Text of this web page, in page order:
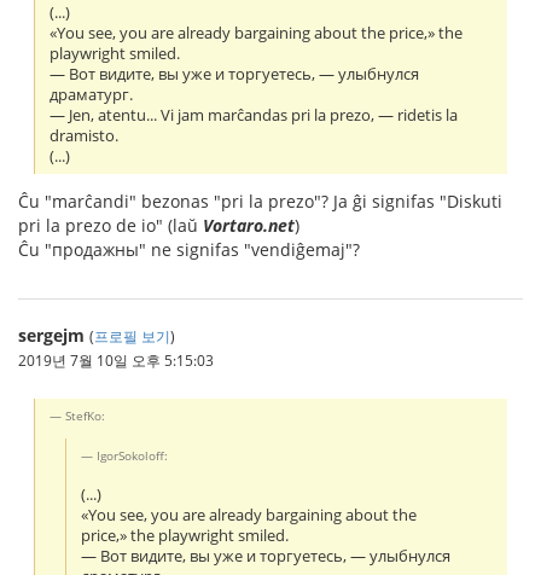
(...)
«You see, you are already bargaining about the price,» the
playwright smiled.
— Вот видите, вы уже и торгуетесь, — улыбнулся
драматург.
— Jen, atentu... Vi jam marĉandas pri la prezo, — ridetis la
dramisto.
(...)
Ĉu "marĉandi" bezonas "pri la prezo"? Ja ĝi signifas "Diskuti
pri la prezo de io" (laŭ Vortaro.net)
Ĉu "продажны" ne signifas "vendiĝemaj"?
sergejm (프로필 보기)
2019년 7월 10일 오후 5:15:03
StefKo:
IgorSokoloff:
(...)
«You see, you are already bargaining about the
price,» the playwright smiled.
— Вот видите, вы уже и торгуетесь, — улыбнулся